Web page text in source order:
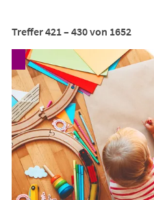
Filter:
Footer
Treffer421– 430von 1652